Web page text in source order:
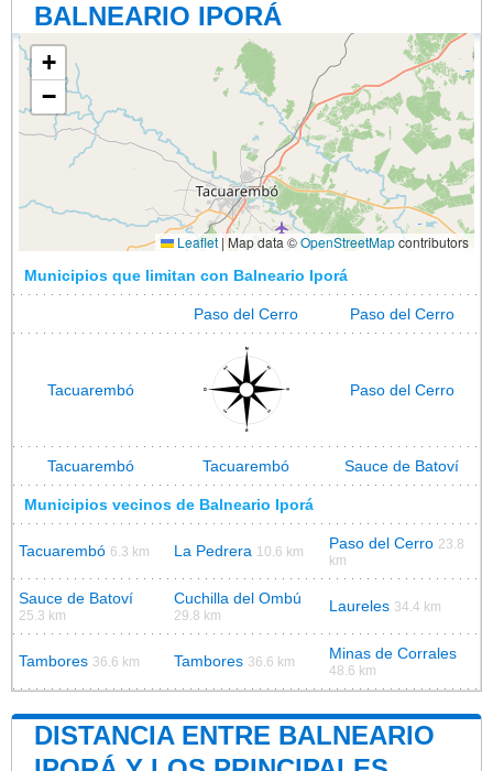
BALNEARIO IPORÁ
+
−
Leaflet |Map data ©OpenStreetMapcontributors
Municipios que limitan con Balneario Iporá
Paso del Cerro Paso del Cerro
Tacuarembó Paso del Cerro
Tacuarembó Tacuarembó Sauce de Batoví
Municipios vecinos de Balneario Iporá
Tacuarembó 6.3 km La Pedrera 10.6 km Paso del Cerro 23.8
km
Sauce de Batoví
25.3 km
Cuchilla del Ombú
29.8 km
Laureles 34.4 km
Tambores 36.6 km Tambores 36.6 km Minas de Corrales
48.6 km
DISTANCIA ENTRE BALNEARIO